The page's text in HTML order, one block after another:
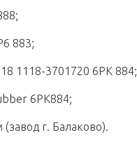
883;
1118-3701720 6РК 884;
6PK884;
г. Балаково).